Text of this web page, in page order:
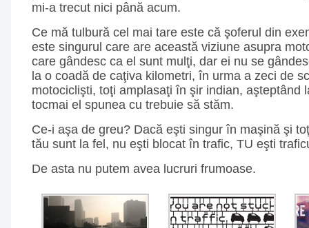
mi-a trecut nici până acum.
Ce mă tulbură cel mai tare este că şoferul din
este singurul care are această viziune asupra
care gândesc ca el sunt mulţi, dar ei nu se
la o coadă de caţiva kilometri, în urma a zeci de
motociclişti, toţi amplasaţi în şir indian, aşteptând
tocmai el spunea cu trebuie să stăm.
Ce-i aşa de greu? Dacă eşti singur în maşină şi
tău sunt la fel, nu eşti blocat în trafic, TU eşti
De asta nu putem avea lucruri frumoase.